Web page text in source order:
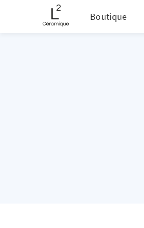
Boutique